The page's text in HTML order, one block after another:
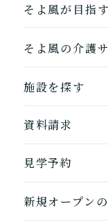
なたに適し
しょう!最大
で、おすす
そよ風が目指
ワンストッ
できるを増
お客様に選
そよ風の介護
ホームに入
自宅から通
自宅に来て
施設を探す
地図から探す
自宅から通
資料請求
見学予約
新規オープン